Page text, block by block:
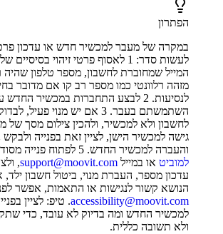
הפתרון
במקרה של מעבר למכשיר חדש או עדכון
לעשות סדר: 1 לאסוף פרטי זיהוי
המייל שמחוברת לחשבון, מספר טלפון שהיה
מזהה רלוונטי כמו מספר רב קו אם מדובר
לנסיעות. 2 לבצע התחברות במכשיר
השתמשתם בעבר. 3 אם יש מנוי
גישה למכשיר הישן, לציין זאת בפנייה
והעברה למכשיר החדש. 5 לפתוח פנייה מסודרת דרך
למוביט או במייל support@moovit.com
,
הנושא קשור לנגישות או התאמות, אפשר
accessibility@moovit.com. טיפ: לציין
למכשיר החדש ומה בדיוק לא עובד, כדי
ולא תשובה כללית.